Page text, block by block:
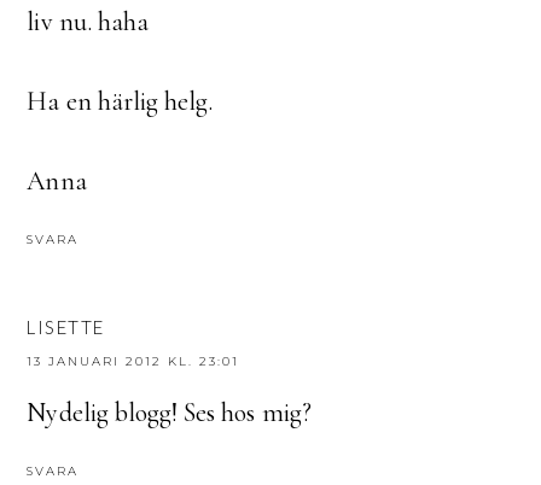
liv nu. haha
Ha en härlig helg.
Anna
SVARA
LISETTE
13 JANUARI 2012 KL. 23:01
Nydelig blogg! Ses hos mig?
SVARA